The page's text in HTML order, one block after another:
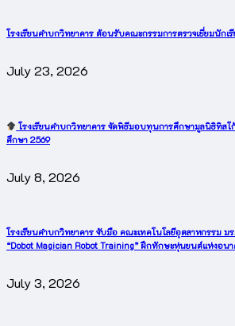
โรงเรียนคำบกวิทยาคาร ต้อนรับคณะกรรมการตรวจเยี่ยมนักเ
July 23, 2026
โรงเรียนคำบกวิทยาคาร จัดพิธีมอบทุนการศึกษามูลนิธิทิสโ
ศึกษา 2569
July 8, 2026
โรงเรียนคำบกวิทยาคาร จับมือ คณะเทคโนโลยีอุตสาหกรรม ม
“Dobot Magician Robot Training” ฝึกทักษะหุ่นยนต์แห่งอ
July 3, 2026